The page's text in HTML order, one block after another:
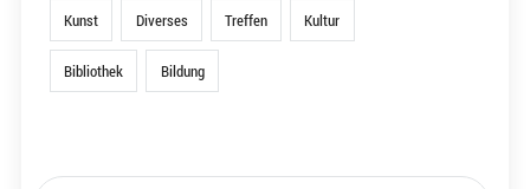
Kunst Diverses Treffen Kultur
Bibliothek Bildung